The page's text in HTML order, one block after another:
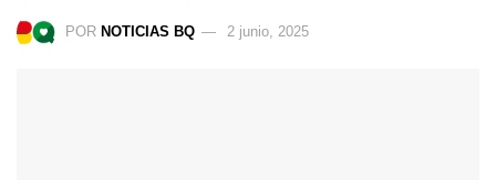
POR NOTICIAS BQ 2 junio, 2025